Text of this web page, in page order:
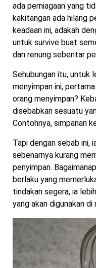
ada perniagaan yang
kakitangan ada hilang
keadaan ini, adakah
untuk survive buat
dan renung sebentar
Sehubungan itu, untuk
menyimpan ini,
orang menyimpan?
disebabkan sesuatu
Contohnya, simpanan
Tapi dengan sebab ini,
sebenarnya kurang
penyimpan.
berlaku yang
tindakan segera, ia
yang akan digunakan di